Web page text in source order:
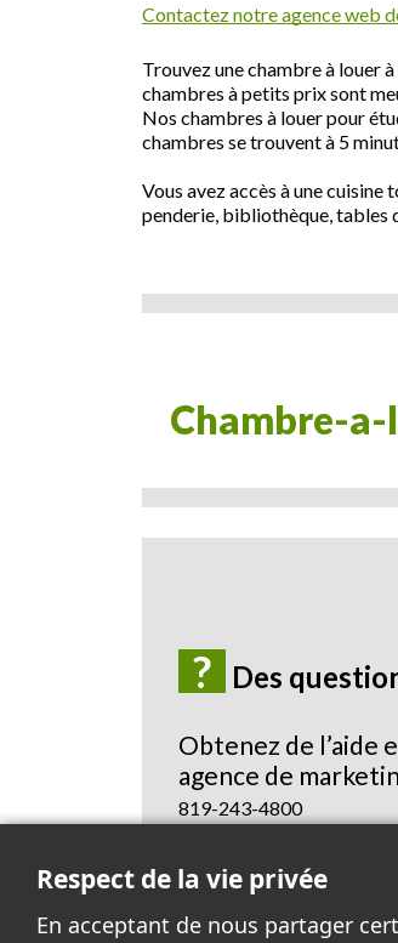
Contactez notre agence web
Trouvez une chambre à louer
chambres à petits prix sont
Nos chambres à louer pour
chambres se trouvent à 5
Vous avez accès à une
penderie, bibliothèque, tables
Chambre-
? Des
Obtenez de l’aide
agence de
819-243-4800
Respect de la vie privée
En acceptant de nous partager